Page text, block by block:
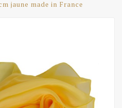
jaune made in France